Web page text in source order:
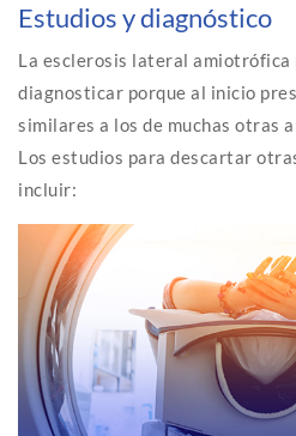
Estudios y diagnóstico
La esclerosis lateral amiotrófica
diagnosticar porque al inicio
similares a los de muchas otras
Los estudios para descartar
incluir: